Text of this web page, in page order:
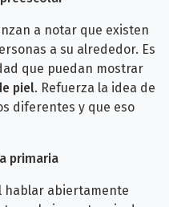
a notar que existen
a su alrededor. Es
que puedan mostrar
piel. Refuerza la idea de
diferentes y que eso
primaria
hablar abiertamente